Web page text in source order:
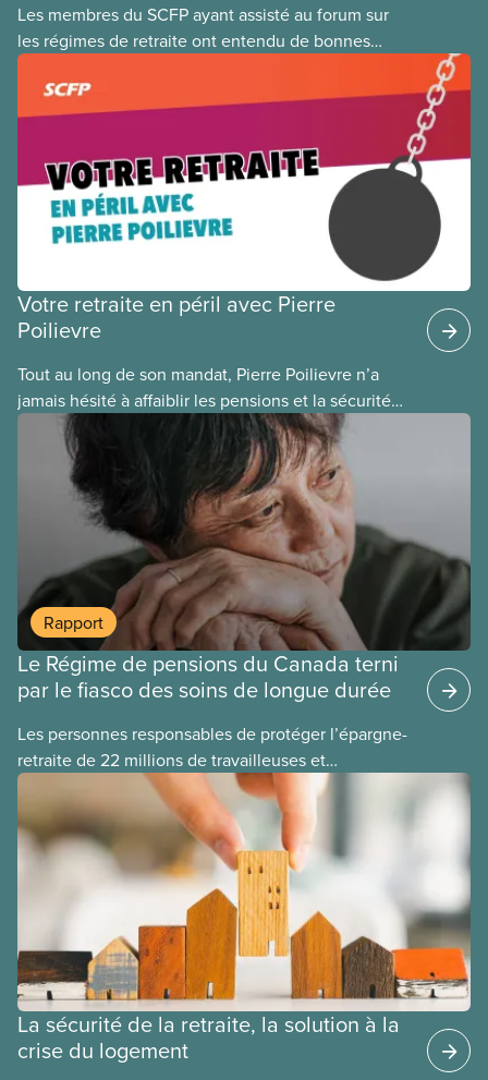
Les membres du SCFP ayant assisté au forum sur
les régimes de retraite ont entendu de bonnes
nouvelles : on ne lutte plus contre les
coupes comme
Votre retraite en péril avec Pierre
Poilievre
Tout au long de son mandat, Pierre Poilievre n’a
jamais hésité à affaiblir les pensions et la sécurité
de la retraite des Canadien(ne)s. Chaque fois que
les conservateurs prennent le pouvoir, ils mettent
en péril nos pensions, et il faut des années pour
réparer leurs erreurs.
Rapport
Le Régime de pensions du Canada terni
par le fiasco des soins de longue durée
Les personnes responsables de protéger l’épargne-
retraite de 22 millions de travailleuses et
travailleurs canadien(ne)s ont perdu plus de 500
millions de dollars en investissant dans Orpea, la
plus grande société européenne de soins de
longue durée à but lucratif, qui a fait l’objet d’un
scandale, comme le révèle un rapport
La sécurité de la retraite, la solution à la
crise du logement